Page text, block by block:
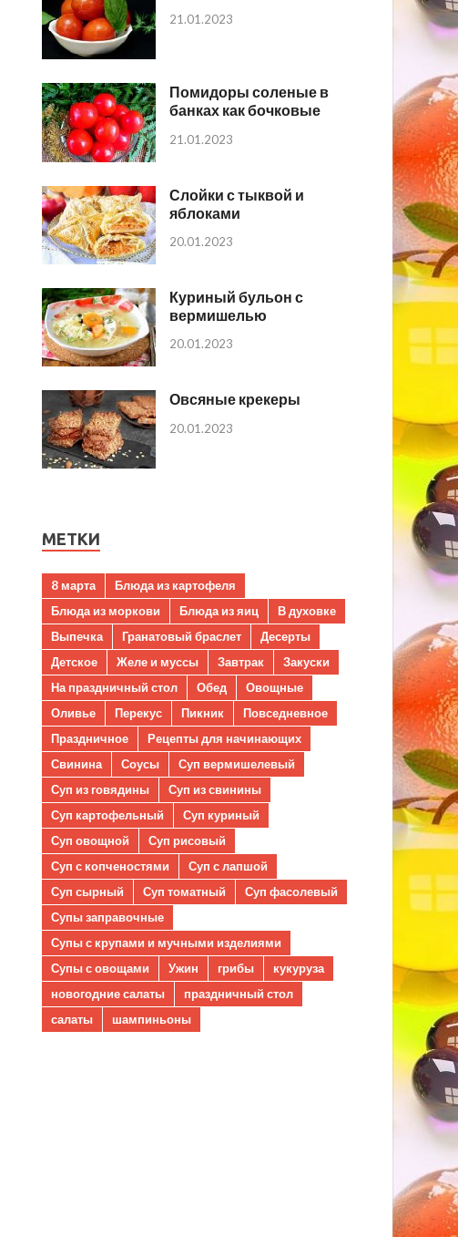
21.01.2023
Помидоры соленые в
банках как бочковые
21.01.2023
Слойки с тыквой и
яблоками
20.01.2023
Куриный бульон с
вермишелью
20.01.2023
Овсяные крекеры
20.01.2023
МЕТКИ
8 марта
Блюда из картофеля
Блюда из моркови
Блюда из яиц
В духовке
Выпечка
Гранатовый браслет
Десерты
Детское
Желе и муссы Завтрак
Закуски
На праздничный стол
Обед
Овощные
Оливье
Перекус Пикник
Повседневное
Праздничное
Рецепты для начинающих
Свинина
Соусы
Суп вермишелевый
Суп из говядины
Суп из свинины
Суп картофельный
Суп куриный
Суп овощной
Суп рисовый
Суп с копченостями
Суп с лапшой
Суп сырный
Суп томатный
Суп фасолевый
Супы заправочные
Супы с крупами и мучными изделиями
Супы с овощами
Ужин грибы
кукуруза
новогодние салаты
праздничный стол
салаты
шампиньоны